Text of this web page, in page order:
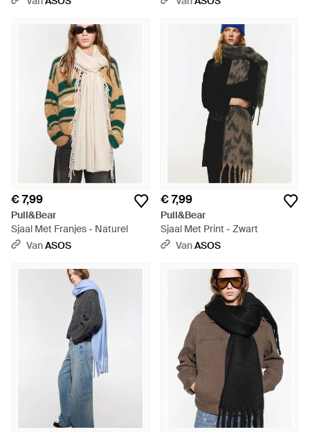
€ 7,99
Pull&Bear
Sjaal Met Franjes - Naturel
VanASOS
€ 7,99
Pull&Bear
Sjaal Met Print - Zwart
VanASOS